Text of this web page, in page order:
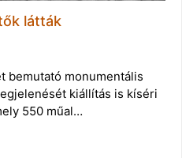
látták
bemutató monumentális
kiállítás is kíséri
550 műal…